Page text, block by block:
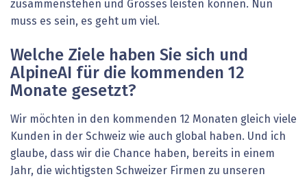
zusammenstehen und Grosses leisten können. Nun
muss es sein, es geht um viel.
Welche Ziele haben Sie sich und
AlpineAI für die kommenden 12
Monate gesetzt?
Wir möchten in den kommenden 12 Monaten gleich viele
Kunden in der Schweiz wie auch global haben. Und ich
glaube, dass wir die Chance haben, bereits in einem
Jahr, die wichtigsten Schweizer Firmen zu unseren